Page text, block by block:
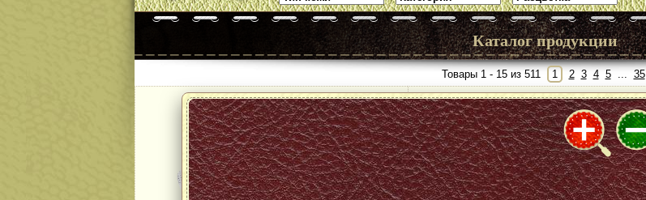
Каталог продукции
Товары 1 - 15 из 511 1 2 3 4 5... 35
Модель:
NAPPA LE MANS
col. WHITE +
perforated
далее
Модель:
Fiat col.3360
perforated
далее